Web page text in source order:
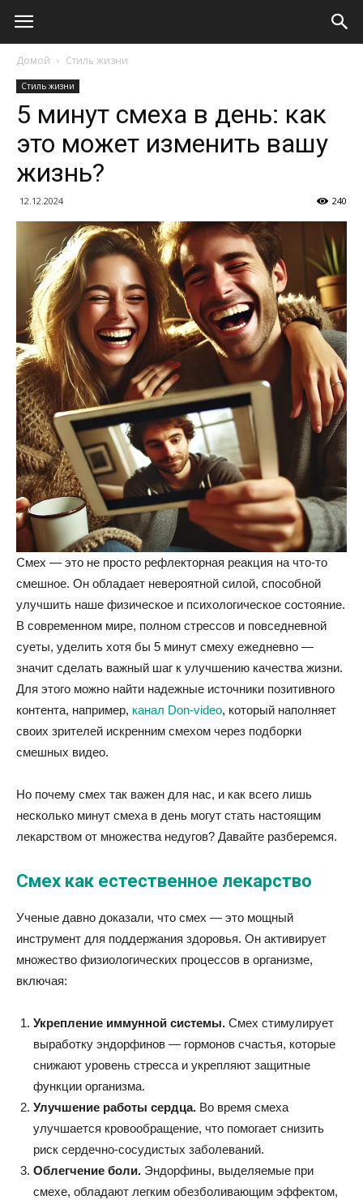
Домой Стиль жизни
Стиль жизни
5 минут смеха в день: как
это может изменить вашу
жизнь?
12.12.2024 240
Смех — это не просто рефлекторная реакция на что-то
смешное. Он обладает невероятной силой, способной
улучшить наше физическое и психологическое состояние.
В современном мире, полном стрессов и повседневной
суеты, уделить хотя бы 5 минут смеху ежедневно —
значит сделать важный шаг к улучшению качества жизни.
Для этого можно найти надежные источники позитивного
контента, например, канал Don-video, который наполняет
своих зрителей искренним смехом через подборки
смешных видео.
Но почему смех так важен для нас, и как всего лишь
несколько минут смеха в день могут стать настоящим
лекарством от множества недугов? Давайте разберемся.
Смех как естественное лекарство
Ученые давно доказали, что смех — это мощный
инструмент для поддержания здоровья. Он активирует
множество физиологических процессов в организме,
включая:
Укрепление иммунной системы. Смех стимулирует
выработку эндорфинов — гормонов счастья, которые
снижают уровень стресса и укрепляют защитные
функции организма.
Улучшение работы сердца. Во время смеха
улучшается кровообращение, что помогает снизить
риск сердечно-сосудистых заболеваний.
Облегчение боли. Эндорфины, выделяемые при
смехе, обладают легким обезболивающим эффектом,